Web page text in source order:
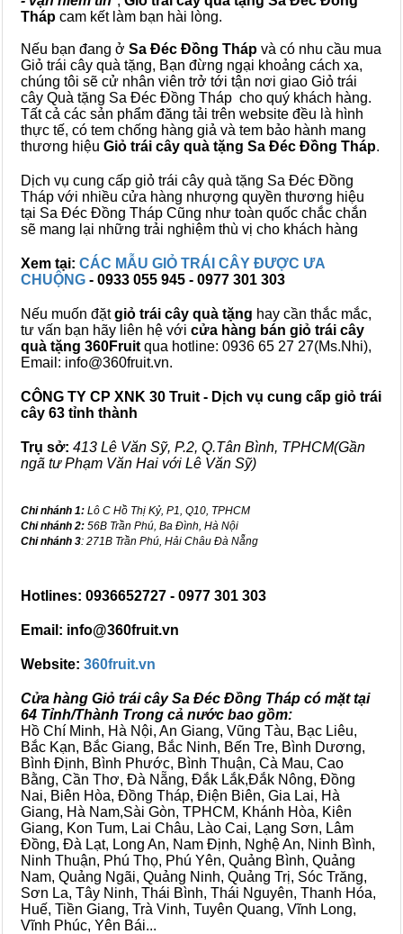
Tháp cam kết làm bạn hài lòng.
Nếu bạn đang ở Sa Đéc Đồng Tháp và có nhu cầu mua
Giỏ trái cây quà tặng, Bạn đừng ngại khoảng cách xa,
chúng tôi sẽ cử nhân viên trở tới tận nơi giao Giỏ trái
cây Quà tặng Sa Đéc Đồng Tháp cho quý khách hàng.
Tất cả các sản phẩm đăng tải trên website đều là hình
thực tế, có tem chống hàng giả và tem bảo hành mang
thương hiệu Giỏ trái cây quà tặng Sa Đéc Đồng Tháp.
Dịch vụ cung cấp giỏ trái cây quà tặng Sa Đéc Đồng
Tháp với nhiều cửa hàng nhượng quyền thương hiệu
tại Sa Đéc Đồng Tháp Cũng như toàn quốc chắc chắn
sẽ mang lại những trải nghiệm thù vị cho khách hàng
Xem tại: CÁC MẪU GIỎ TRÁI CÂY ĐƯỢC ƯA
CHUỘNG - 0933 055 945 - 0977 301 303
Nếu muốn đặtgiỏ trái cây quà tặng hay cần thắc mắc,
tư vấn bạn hãy liên hệ với cửa hàng bán giỏ trái cây
quà tặng 360Fruit qua hotline: 0936 65 27 27(Ms.Nhi),
Email: info@360fruit.vn.
CÔNG TY CP XNK 30 Truit - Dịch vụ cung cấp giỏ trái
cây 63 tỉnh thành
Trụ sở: 413 Lê Văn Sỹ, P.2, Q.Tân Bình, TPHCM(Gần
ngã tư Phạm Văn Hai với Lê Văn Sỹ)
Chi nhánh 1: Lô C Hồ Thị Kỷ, P1, Q10, TPHCM
Chi nhánh 2: 56B Trần Phú, Ba Đình, Hà Nội
Chi nhánh 3: 271B Trần Phú, Hải Châu Đà Nẵng
Hotlines: 0936652727 - 0977 301 303
Email: info@360fruit.vn
Website: 360fruit.vn
Cửa hàng Giỏ trái cây Sa Đéc Đồng Tháp có mặt tại
64 Tỉnh/Thành Trong cả nước bao gồm:
Hồ Chí Minh, Hà Nội, An Giang, Vũng Tàu, Bạc Liêu,
Bắc Kạn, Bắc Giang, Bắc Ninh, Bến Tre, Bình Dương,
Bình Định, Bình Phước, Bình Thuận, Cà Mau, Cao
Bằng, Cần Thơ, Đà Nẵng, Đắk Lắk,Đắk Nông, Đồng
Nai, Biên Hòa, Đồng Tháp, Điện Biên, Gia Lai, Hà
Giang, Hà Nam,Sài Gòn, TPHCM, Khánh Hòa, Kiên
Giang, Kon Tum, Lai Châu, Lào Cai, Lạng Sơn, Lâm
Đồng, Đà Lạt, Long An, Nam Định, Nghệ An, Ninh Bình,
Ninh Thuận, Phú Thọ, Phú Yên, Quảng Bình, Quảng
Nam, Quảng Ngãi, Quảng Ninh, Quảng Trị, Sóc Trăng,
Sơn La, Tây Ninh, Thái Bình, Thái Nguyên, Thanh Hóa,
Huế, Tiền Giang, Trà Vinh, Tuyên Quang, Vĩnh Long,
Vĩnh Phúc, Yên Bái...